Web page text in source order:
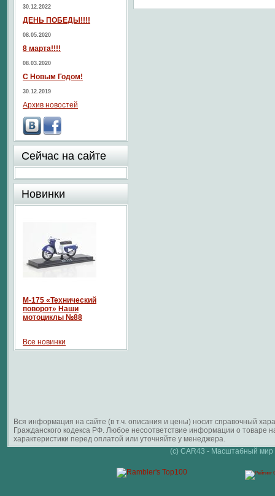
30.12.2022
ДЕНЬ ПОБЕДЫ!!!!
08.05.2020
8 марта!!!!
08.03.2020
С Новым Годом!
30.12.2019
Архив новостей
Сейчас на сайте
Новинки
М-175 «Технический
поворот» Наши
мотоциклы №88
Все новинки
Вся информация на сайте (в т.ч. описания и цены) носит справочный
Гражданского кодекса РФ. Любое несоответствие информации о
характеристики перед оплатой или уточняйте у менеджера.
(c) CAR43 - Масштабный мир